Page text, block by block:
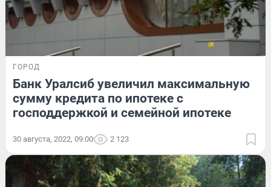
ГОРОД
Банк Уралсиб увеличил максимальную
сумму кредита по ипотеке с
господдержкой и семейной ипотеке
30 августа, 2022, 09:00 2 123